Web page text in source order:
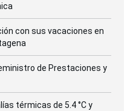
con sus vacaciones en
de Prestaciones y
térmicas de 5.4 °C y